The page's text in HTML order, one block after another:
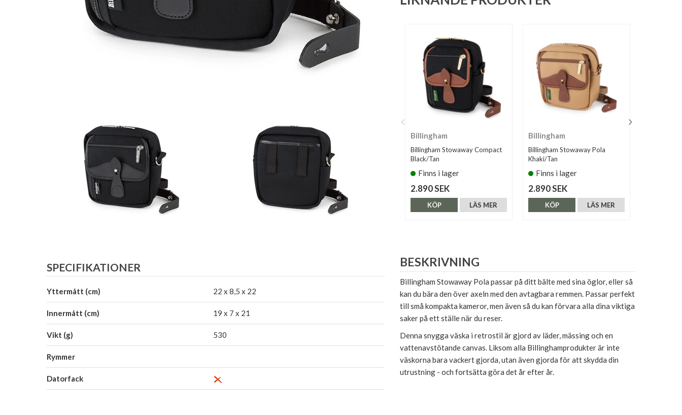
Billingham
Billingham Stowaway Compact
Black/Tan
Finns i lager
2.890 SEK
LÄS MER
KÖP
Billingham
Billingham Stowaway Pola
Khaki/Tan
Finns i lager
2.890 SEK
LÄS MER
KÖP
BESKRIVNING
Billingham Stowaway Pola passar på ditt bälte med sina öglor, eller så
kan du bära den över axeln med den avtagbara remmen. Passar perfekt
till små kompakta kameror, men även så du kan förvara alla dina viktiga
saker på ett ställe när du reser.
Denna snygga väska i retrostil är gjord av läder, mässing och en
vattenavstötande canvas. Liksom alla Billinghamprodukter är inte
väskorna bara vackert gjorda, utan även gjorda för att skydda din
utrustning - och fortsätta göra det år efter år.
SPECIFIKATIONER
Yttermått (cm) 22 x 8,5 x 22
Innermått (cm) 19 x 7 x 21
Vikt (g) 530
Rymmer
Datorfack